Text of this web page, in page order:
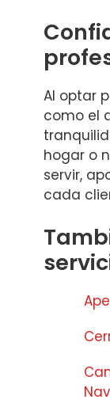
Al optar
como el
hogar o
servir,
cada